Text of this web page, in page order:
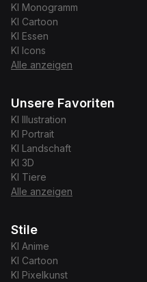
KI Monogramm
KI Cartoon
KI Essen
KI
Icons
Alle anzeigen
Unsere Favoriten
KI
Illustration
KI Portrait
KI Landschaft
KI 3D
KI Tiere
Alle anzeigen
Stile
KI Anime
KI Cartoon
KI Pixelkunst